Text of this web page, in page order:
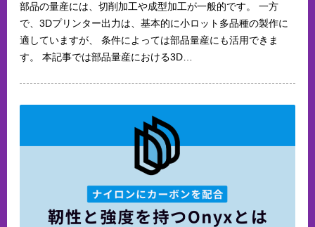
部品の量産には、切削加工や成型加工が一般的です。 一方
で、3Dプリンター出力は、基本的に小ロット多品種の製作に
適していますが、 条件によっては部品量産にも活用できま
す。 本記事では部品量産における3D…